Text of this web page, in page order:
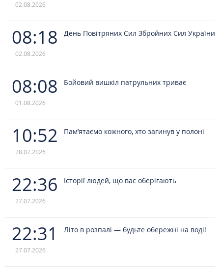
02.08.2026
08:18
02.08.2026
День Повітряних Сил Збройних Сил України
08:08
01.08.2026
Бойовий вишкіл патрульних триває
10:52
28.07.2026
Пам’ятаємо кожного, хто загинув у полоні
22:36
27.07.2026
Історії людей, що вас оберігають
22:31
27.07.2026
Літо в розпалі — будьте обережні на воді!